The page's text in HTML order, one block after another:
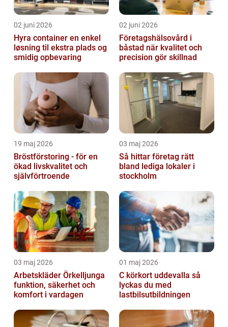
02 juni 2026
Hyra container en enkel
løsning til ekstra plads og
smidig opbevaring
02 juni 2026
Företagshälsovård i
båstad när kvalitet och
precision gör skillnad
19 maj 2026
Bröstförstoring - för en
ökad livskvalitet och
självförtroende
03 maj 2026
Så hittar företag rätt
bland lediga lokaler i
stockholm
03 maj 2026
Arbetskläder Örkelljunga
funktion, säkerhet och
komfort i vardagen
01 maj 2026
C körkort uddevalla så
lyckas du med
lastbilsutbildningen